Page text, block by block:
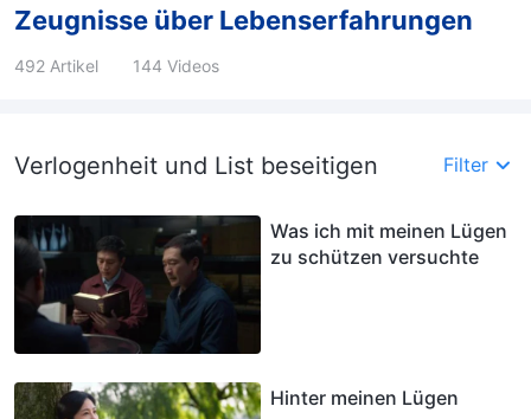
Zeugnisse über Lebenserfahrungen
492 Artikel 144 Videos
Verlogenheit und List beseitigen Filter
Was ich mit meinen Lügen
zu schützen versuchte
Hinter meinen Lügen